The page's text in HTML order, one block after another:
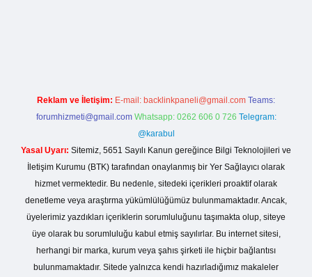
Reklam ve İletişim: E-mail: backlinkpaneli@gmail.com Teams:
forumhizmeti@gmail.com Whatsapp: 0262 606 0 726 Telegram:
@karabul
Yasal Uyarı: Sitemiz, 5651 Sayılı Kanun gereğince Bilgi Teknolojileri ve
İletişim Kurumu (BTK) tarafından onaylanmış bir Yer Sağlayıcı olarak
hizmet vermektedir. Bu nedenle, sitedeki içerikleri proaktif olarak
denetleme veya araştırma yükümlülüğümüz bulunmamaktadır. Ancak,
üyelerimiz yazdıkları içeriklerin sorumluluğunu taşımakta olup, siteye
üye olarak bu sorumluluğu kabul etmiş sayılırlar. Bu internet sitesi,
herhangi bir marka, kurum veya şahıs şirketi ile hiçbir bağlantısı
bulunmamaktadır. Sitede yalnızca kendi hazırladığımız makaleler